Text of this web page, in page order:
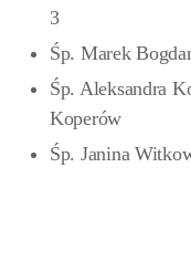
3
Śp. Marek
Śp. Aleksandra
Koperów
Śp. Janina